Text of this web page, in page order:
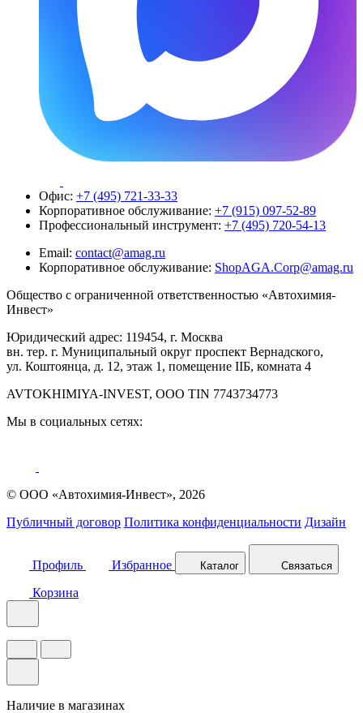
Офис: +7 (495) 721-33-33
Корпоративное обслуживание: +7 (915) 097-52-89
Профессиональный инструмент: +7 (495) 720-54-13
Email: contact@amag.ru
Корпоративное обслуживание: ShopAGA.Corp@amag.ru
Общество с ограниченной ответственностью «Автохимия-
Инвест»
Юридический адрес: 119454, г. Москва
вн. тер. г. Муниципальный округ проспект Вернадского,
ул. Коштоянца, д. 12, этаж 1, помещение IIБ, комната 4
AVTOKHIMIYA-INVEST, OOO TIN 7743734773
Мы в социальных сетях:
© ООО «Автохимия-Инвест», 2026
Публичный договор Политика конфиденциальности Дизайн
Профиль Избранное Каталог Связаться
Корзина
Наличие в магазинах